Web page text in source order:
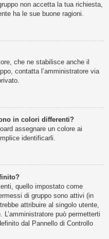
non accetta la tua richiesta,
ha le sue buone ragioni.
che ne stabilisce anche il
contatta l’amministratore via
in colori differenti?
assegnare un colore ai
identificarli.
quello impostato come
di gruppo sono attivi (in
attribuire al singolo utente,
può permetterti
dal Pannello di Controllo